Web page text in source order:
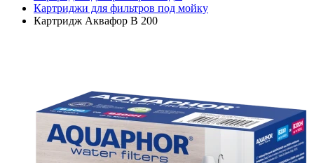
Картриджи для фильтров под мойку
Картридж Аквафор B 200